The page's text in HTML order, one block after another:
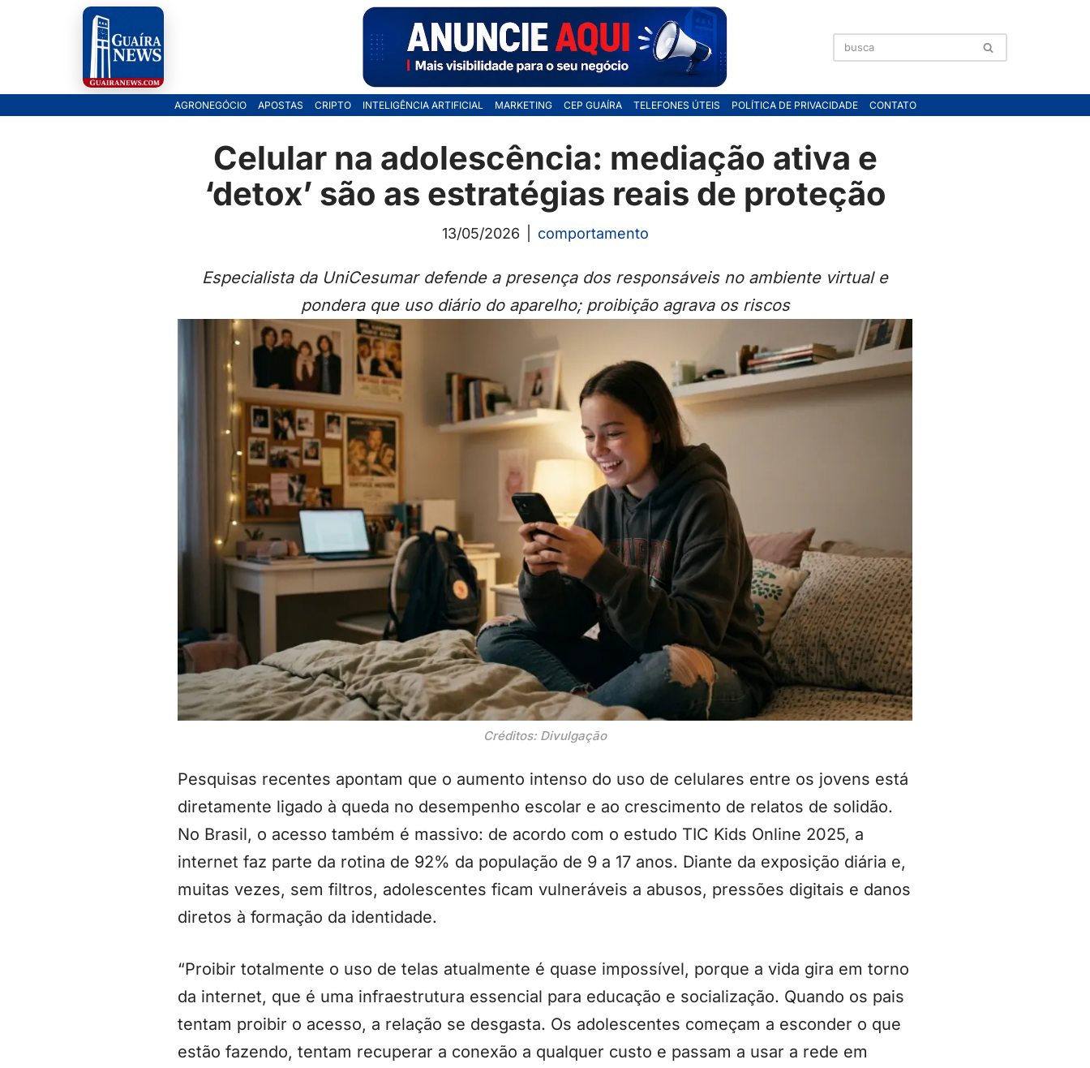
AGRONEGÓCIO APOSTAS CRIPTO INTELIGÊNCIA ARTIFICIAL MARKETING CEP GUAÍRA TELEFONES ÚTEIS POLÍTICA DE PRIVACIDADE CONTATO
Celular na adolescência: mediação ativa e
‘detox’ são as estratégias reais de proteção
13/05/2026 comportamento
Especialista da UniCesumar defende a presença dos responsáveis no ambiente virtual e
pondera que uso diário do aparelho; proibição agrava os riscos
Créditos: Divulgação
Pesquisas recentes apontam que o aumento intenso do uso de celulares entre os jovens está
diretamente ligado à queda no desempenho escolar e ao crescimento de relatos de solidão.
No Brasil, o acesso também é massivo: de acordo com o estudo TIC Kids Online 2025, a
internet faz parte da rotina de 92% da população de 9 a 17 anos. Diante da exposição diária e,
muitas vezes, sem filtros, adolescentes ficam vulneráveis a abusos, pressões digitais e danos
diretos à formação da identidade.
“Proibir totalmente o uso de telas atualmente é quase impossível, porque a vida gira em torno
da internet, que é uma infraestrutura essencial para educação e socialização. Quando os pais
tentam proibir o acesso, a relação se desgasta. Os adolescentes começam a esconder o que
estão fazendo, tentam recuperar a conexão a qualquer custo e passam a usar a rede em